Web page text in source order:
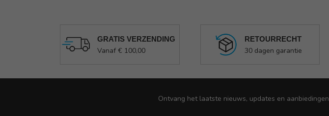
GRATIS VERZENDING
Vanaf € 100,00
RETOURRECHT
30 dagen garantie
Ontvang het laatste nieuws, updates en aanbiedingen